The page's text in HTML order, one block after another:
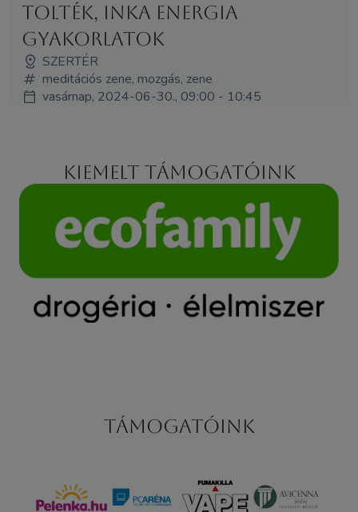
Tolték, inka energia
gyakorlatok
SZERTÉR
meditációs zene, mozgás, zene
vasárnap, 2024-06-30., 09:00 - 10:45
Kiemelt támogatóink
Támogatóink